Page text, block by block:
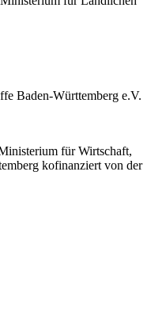
Baden-Württemberg e.V.
für Wirtschaft,
kofinanziert von der